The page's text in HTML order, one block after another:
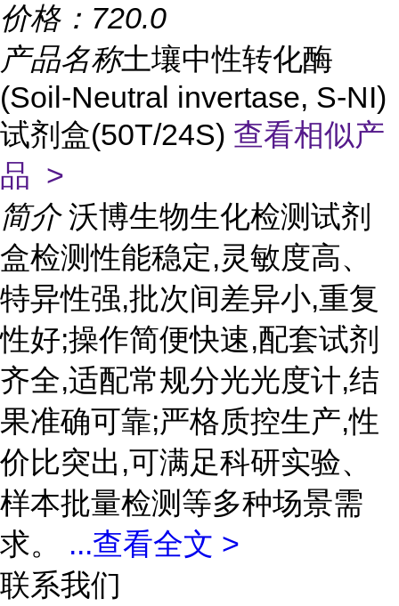
价格： 720.0
产品名称土壤中性转化酶
(Soil-Neutral invertase, S-NI)
试剂盒(50T/24S) 查看相似产
品 >
简介 沃博生物生化检测试剂
盒检测性能稳定,灵敏度高、
特异性强,批次间差异小,重复
性好;操作简便快速,配套试剂
齐全,适配常规分光光度计,结
果准确可靠;严格质控生产,性
价比突出,可满足科研实验、
样本批量检测等多种场景需
求。 ...查看全文 >
联系我们